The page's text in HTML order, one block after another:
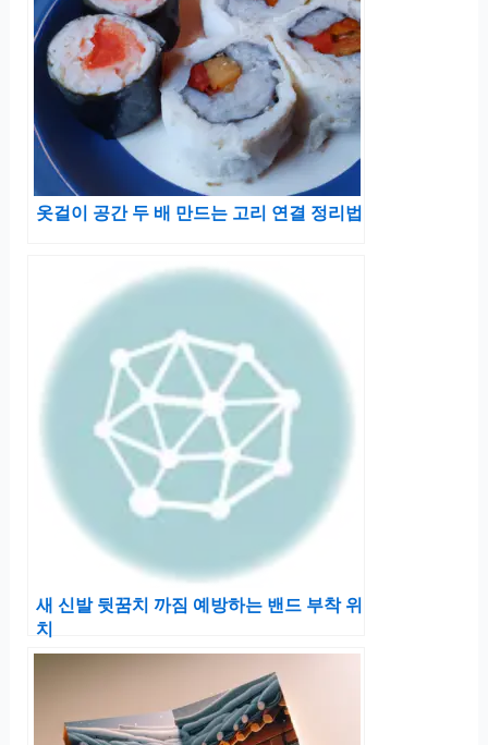
옷걸이 공간 두 배 만드는 고리 연결 정리법
새 신발 뒷꿈치 까짐 예방하는 밴드 부착 위
치